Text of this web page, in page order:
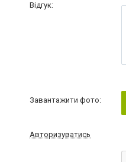
Відгук:
Завантажити фото:
Авторизуватись